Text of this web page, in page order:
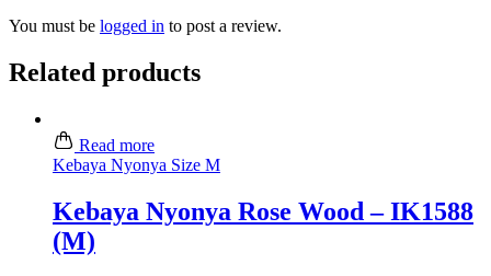
You must be logged in to post a review.
Related products
Read more
Kebaya Nyonya Size M
Kebaya Nyonya Rose Wood – IK1588
(M)